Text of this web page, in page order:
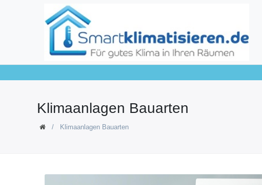
Klimaanlagen Bauarten
Klimaanlagen Bauarten